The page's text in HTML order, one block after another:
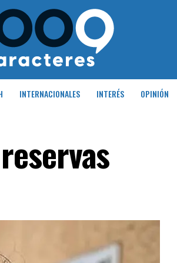
INTERNACIONALES INTERÉS OPINIÓN